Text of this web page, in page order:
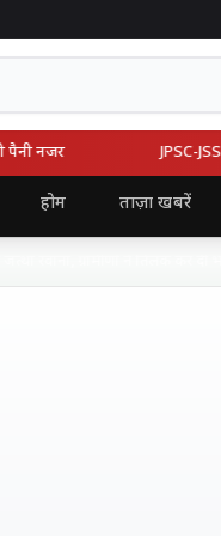
नजर JPSC-
होम ताज़ा खबरें
ग्रामीणों ने तिलक कर दी